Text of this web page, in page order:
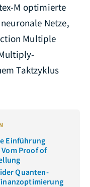
M optimierte
Netze,
Multiple
Taktzyklus
Einführung
Proof of
Quanten-